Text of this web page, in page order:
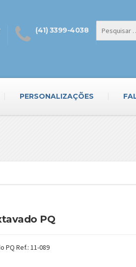
(41) 3399-4038
PERSONALIZAÇÕES
PQ
PQ Ref.: 11-089